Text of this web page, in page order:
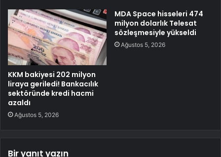
KKM bakiyesi 202 milyon
liraya geriledi! Bankacılık
sektöründe kredi hacmi
azaldı
Ağustos 5, 2026
MDA Space hisseleri 474
milyon dolarlık Telesat
sözleşmesiyle yükseldi
Ağustos 5, 2026
Bir yanıt yazın